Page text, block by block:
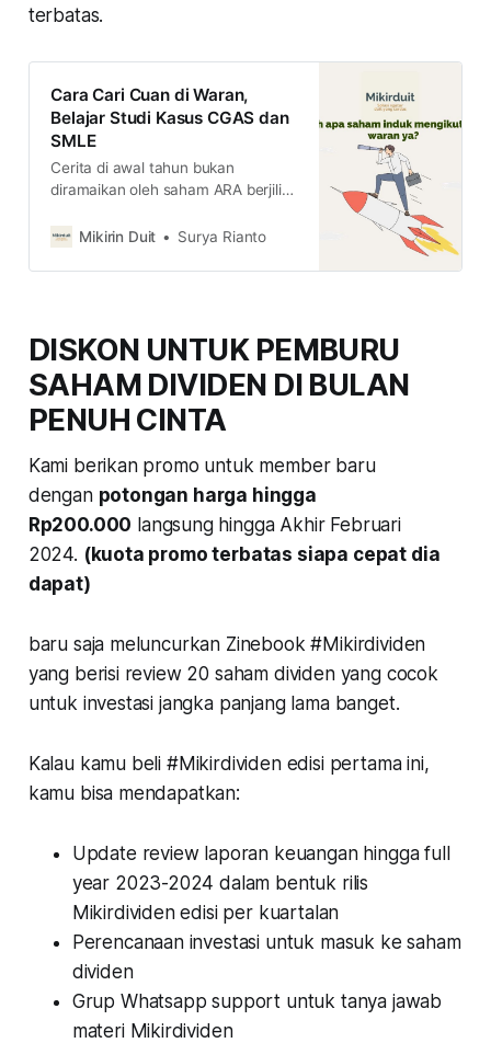
terbatas.
Cara Cari Cuan di Waran,
Belajar Studi Kasus CGAS dan
SMLE
Cerita di awal tahun bukan
diramaikan oleh saham ARA berjilid-
warannya melejit ribuan persen.
Mikirin Duit Surya Rianto
DISKON UNTUK PEMBURU
SAHAM DIVIDEN DI BULAN
PENUH CINTA
Kami berikan promo untuk member baru
dengan potongan harga hingga
Rp200.000 langsung hingga Akhir Februari
2024. (kuota promo terbatas siapa cepat dia
dapat)
baru saja meluncurkan Zinebook #Mikirdividen
yang berisi review 20 saham dividen yang cocok
untuk investasi jangka panjang lama banget.
Kalau kamu beli #Mikirdividen edisi pertama ini,
kamu bisa mendapatkan:
Update review laporan keuangan hingga full
year 2023-2024 dalam bentuk rilis
Mikirdividen edisi per kuartalan
Perencanaan investasi untuk masuk ke saham
dividen
Grup Whatsapp support untuk tanya jawab
materi Mikirdividen